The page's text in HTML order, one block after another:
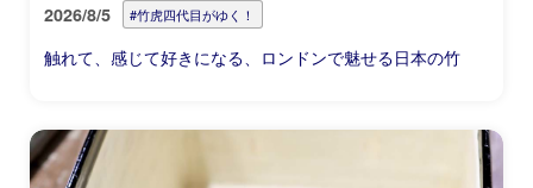
2026/8/5 #竹虎四代目がゆく！
触れて、感じて好きになる、ロンドンで魅せる日本の竹